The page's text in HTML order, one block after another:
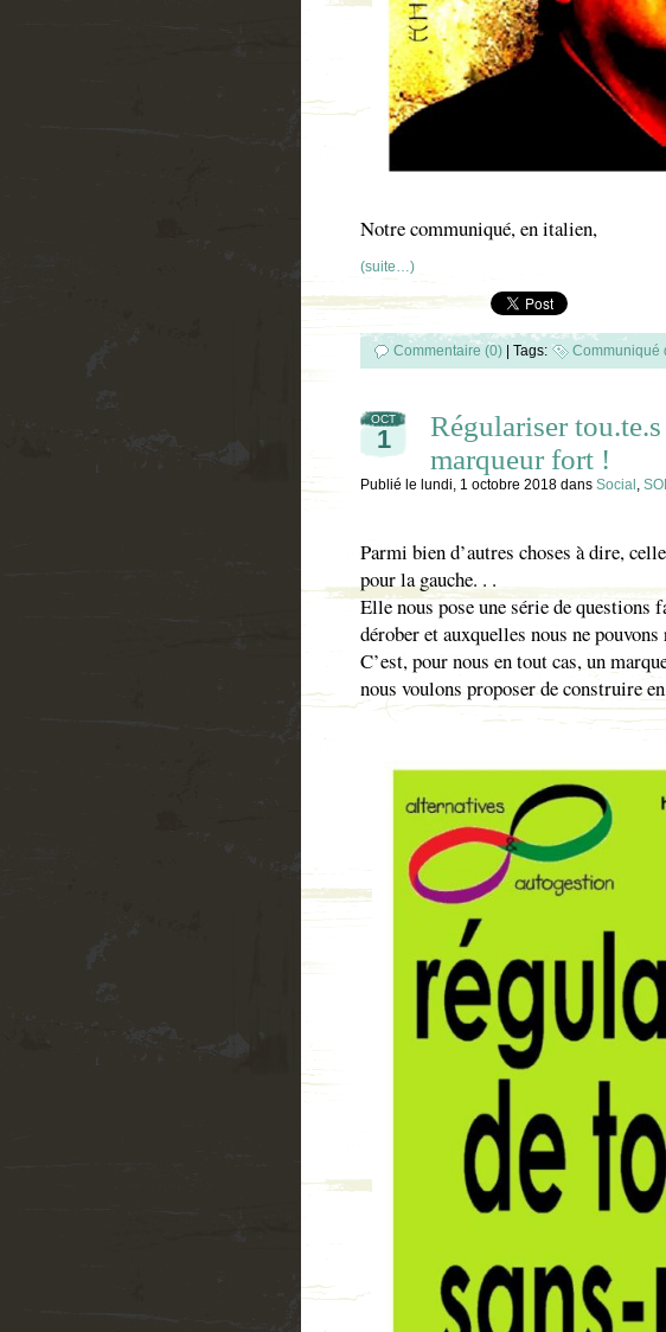
Notre communiqué, en italien,
(suite…)
Commentaire (0) | Tags: Communiqué
OCT
1
Régulariser
marqueur fort !
Publié le lundi, 1 octobre 2018 dans Social,
Parmi bien d’autres choses à dire,
pour la gauche. . .
Elle nous pose une série de questions
dérober et auxquelles nous ne
C’est, pour nous en tout cas, un
nous voulons proposer de construire